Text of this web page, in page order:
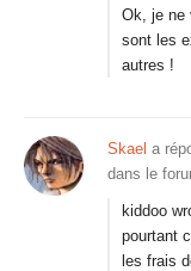
Ok, je ne
sont les
autres !
Skael a
dans le
kiddoo
pourtant
les frais